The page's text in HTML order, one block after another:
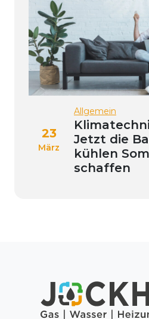
23
März
Allgemein
Jetzt die
kühlen
schaffen